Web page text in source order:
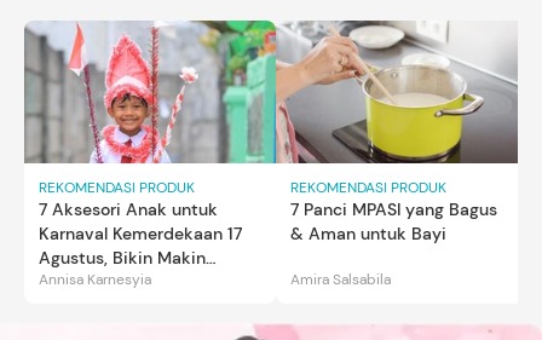
REKOMENDASI PRODUK
7 Aksesori Anak untuk
Karnaval Kemerdekaan 17
Agustus, Bikin Makin
Gemas
Annisa Karnesyia
REKOMENDASI PRODUK
7 Panci MPASI yang Bagus
& Aman untuk Bayi
Amira Salsabila